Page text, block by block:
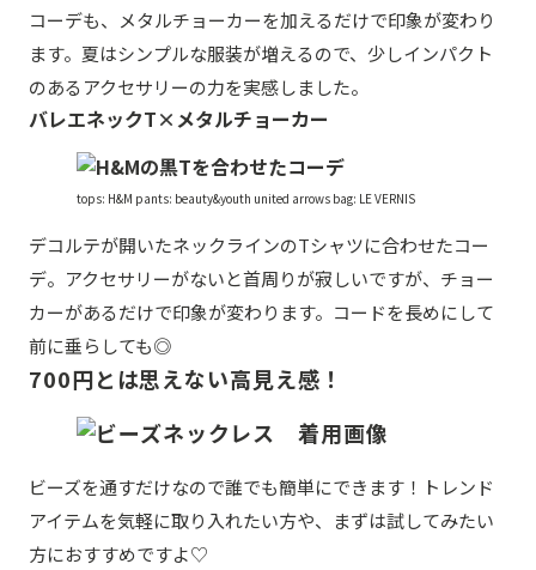
コーデも、メタルチョーカーを加えるだけで印象が変わり
ます。夏はシンプルな服装が増えるので、少しインパクト
のあるアクセサリーの力を実感しました。
バレエネックT×メタルチョーカー
tops: H&M pants: beauty&youth united arrows bag: LE VERNIS
デコルテが開いたネックラインのTシャツに合わせたコー
デ。アクセサリーがないと首周りが寂しいですが、チョー
カーがあるだけで印象が変わります。コードを長めにして
前に垂らしても◎
700円とは思えない高見え感！
ビーズを通すだけなので誰でも簡単にできます！トレンド
アイテムを気軽に取り入れたい方や、まずは試してみたい
方におすすめですよ♡